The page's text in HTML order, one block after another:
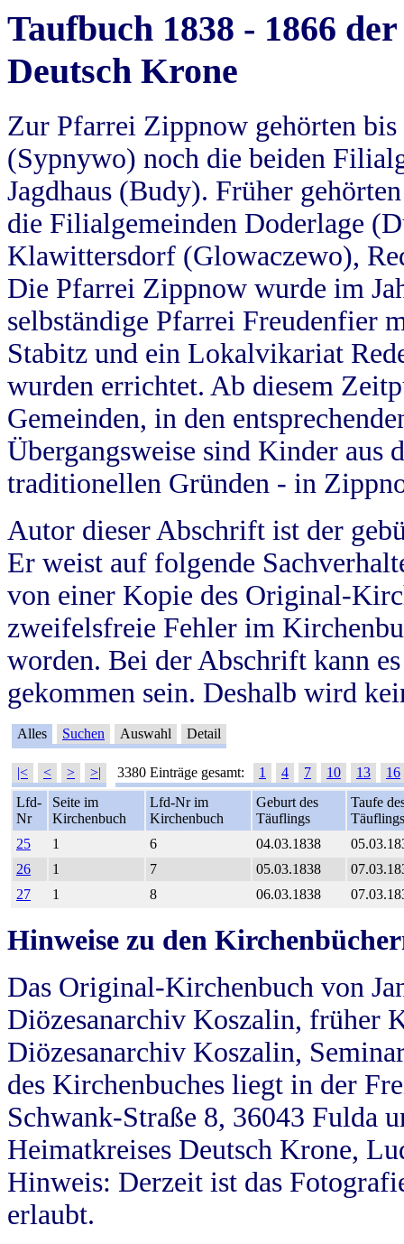
Taufbuch 1838 - 1866
Deutsch Krone
Zur Pfarrei Zippnow gehörten
(Sypnywo) noch die beiden
Jagdhaus (Budy). Früher
die Filialgemeinden Doderlage
Klawittersdorf (Glowaczewo),
Die Pfarrei Zippnow wurde im
selbständige Pfarrei Freudenfier
Stabitz und ein Lokalvikariat
wurden errichtet. Ab diesem
Gemeinden, in den
Übergangsweise sind Kinder aus
traditionellen Gründen - in
Autor dieser Abschrift ist der
Er weist auf folgende
von einer Kopie des Original-
zweifelsfreie Fehler im
worden. Bei der Abschrift kann
gekommen sein. Deshalb wird
Alles Suchen Auswahl Detail
|< < > >| 3380 Einträge gesamt: 1 4 7 10 13
16
Lfd-
Nr
Seite im
Kirchenbuch
Lfd-Nr im
Kirchenbuch
Geburt des
Täuflings
Taufe
Täuflings
25
1 6 04.03.1838
26
1 7 05.03.1838
27
1 8 06.03.1838
Hinweise zu den
Das Original-Kirchenbuch von
Diözesanarchiv Koszalin, früher
Diözesanarchiv Koszalin,
des Kirchenbuches liegt in der
Schwank-Straße 8, 36043 Fulda
Heimatkreises Deutsch Krone,
Hinweis: Derzeit ist das
erlaubt.